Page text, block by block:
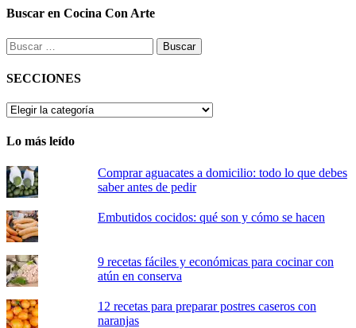
Buscar en Cocina Con Arte
Buscar:
SECCIONES
SECCIONES
Lo más leído
Comprar aguacates a domicilio: todo lo que debes
saber antes de pedir
Embutidos cocidos: qué son y cómo se hacen
9 recetas fáciles y económicas para cocinar con
atún en conserva
12 recetas para preparar postres caseros con
naranjas